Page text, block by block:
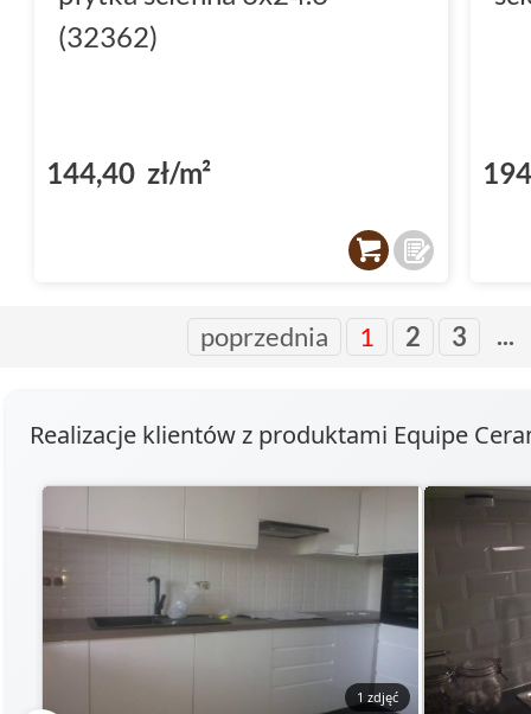
(32362)
144,40 zł/m²
poprzednia 1 2 3 ...
Realizacje klientów z produktami Equipe
1 zdjęć